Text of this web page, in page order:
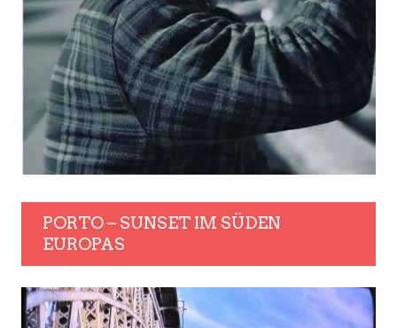
PORTO – SUNSET IM SÜDEN
EUROPAS